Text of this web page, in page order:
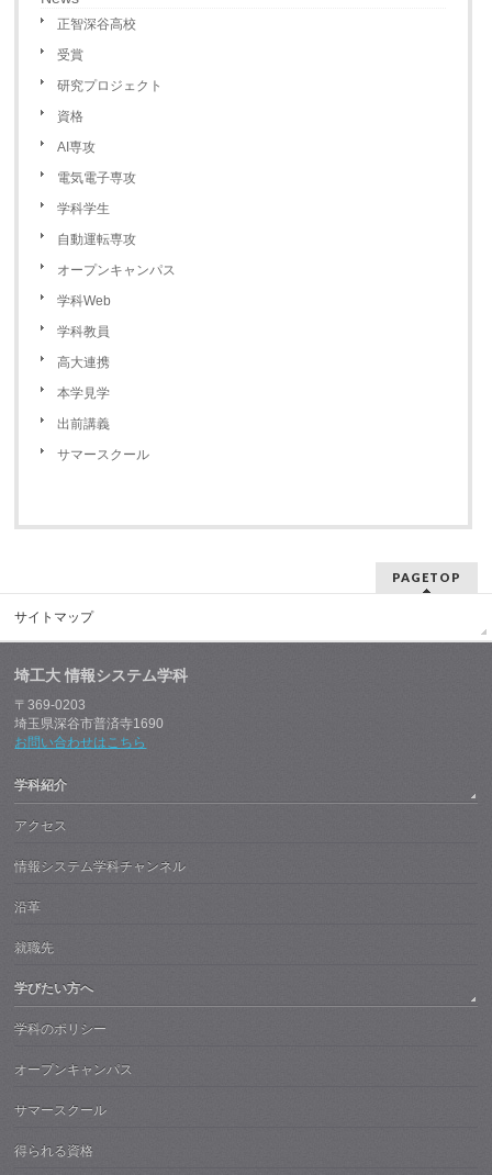
正智深谷高校
受賞
研究プロジェクト
資格
AI専攻
電気電子専攻
学科学生
自動運転専攻
オープンキャンパス
学科Web
学科教員
高大連携
本学見学
出前講義
サマースクール
PAGETOP
サイトマップ
埼工大 情報システム学科
〒369-0203
埼玉県深谷市普済寺1690
お問い合わせはこちら
学科紹介
アクセス
情報システム学科チャンネル
沿革
就職先
学びたい方へ
学科のポリシー
オープンキャンパス
サマースクール
得られる資格